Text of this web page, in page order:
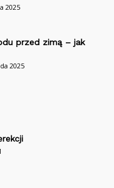
2025
przed zimą – jak
2025